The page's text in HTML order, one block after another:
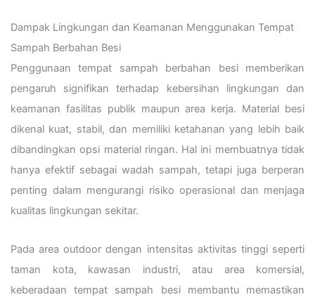
Dampak Lingkungan dan Keamanan Menggunakan Tempat
Sampah Berbahan Besi
Penggunaan tempat sampah berbahan besi memberikan
pengaruh signifikan terhadap kebersihan lingkungan dan
keamanan fasilitas publik maupun area kerja. Material besi
dikenal kuat, stabil, dan memiliki ketahanan yang lebih baik
dibandingkan opsi material ringan. Hal ini membuatnya tidak
hanya efektif sebagai wadah sampah, tetapi juga berperan
penting dalam mengurangi risiko operasional dan menjaga
kualitas lingkungan sekitar.
Pada area outdoor dengan intensitas aktivitas tinggi seperti
taman kota, kawasan industri, atau area komersial,
keberadaan tempat sampah besi membantu memastikan